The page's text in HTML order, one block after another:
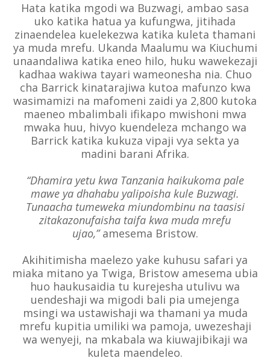
Hata katika mgodi wa Buzwagi, ambao sasa
uko katika hatua ya kufungwa, jitihada
zinaendelea kuelekezwa katika kuleta thamani
ya muda mrefu. Ukanda Maalumu wa Kiuchumi
unaandaliwa katika eneo hilo, huku wawekezaji
kadhaa wakiwa tayari wameonesha nia. Chuo
cha Barrick kinatarajiwa kutoa mafunzo kwa
wasimamizi na mafomeni zaidi ya 2,800 kutoka
maeneo mbalimbali ifikapo mwishoni mwa
mwaka huu, hivyo kuendeleza mchango wa
Barrick katika kukuza vipaji vya sekta ya
madini barani Afrika.
“Dhamira yetu kwa Tanzania haikukoma pale
mawe ya dhahabu yalipoisha kule Buzwagi.
Tunaacha tumeweka miundombinu na taasisi
zitakazonufaisha taifa kwa muda mrefu
ujao,”amesema Bristow.
Akihitimisha maelezo yake kuhusu safari ya
miaka mitano ya Twiga, Bristow amesema ubia
huo haukusaidia tu kurejesha utulivu wa
uendeshaji wa migodi bali pia umejenga
msingi wa ustawishaji wa thamani ya muda
mrefu kupitia umiliki wa pamoja, uwezeshaji
wa wenyeji, na mkabala wa kiuwajibikaji wa
kuleta maendeleo.